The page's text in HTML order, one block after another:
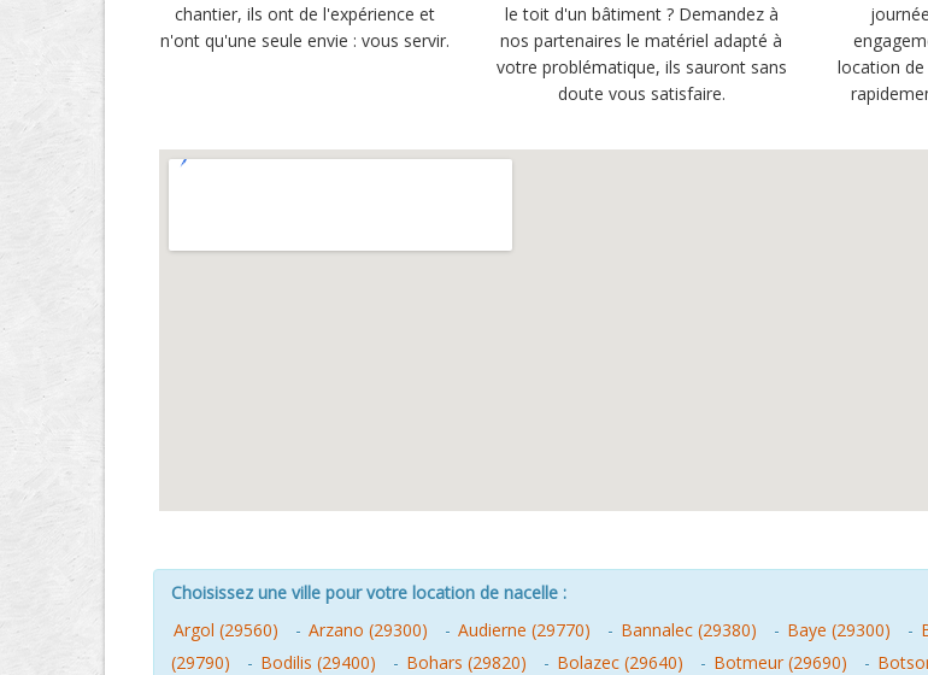
chantier, ils ont de l'expérience et
n'ont qu'une seule envie : vous servir.
le toit d'un bâtiment ? Demandez à
nos partenaires le matériel adapté à
votre problématique, ils sauront sans
doute vous satisfaire.
location de
Choisissez une ville pour votre location de nacelle :
Argol (29560)
- Arzano (29300) - Audierne (29770) - Bannalec (29380) - Baye (29300) -
(29790)
- Bodilis (29400) - Bohars (29820) - Bolazec (29640) - Botmeur (29690) -